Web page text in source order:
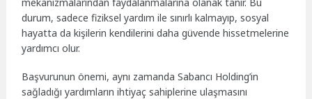
durum, sadece fiziksel yardım ile sınırlı kalmayıp, sosyal
hayatta da kişilerin kendilerini daha güvende hissetmelerine
yardımcı olur.
Başvurunun önemi, aynı zamanda Sabancı Holding’in
sağladığı yardımların ihtiyaç sahiplerine ulaşmasını